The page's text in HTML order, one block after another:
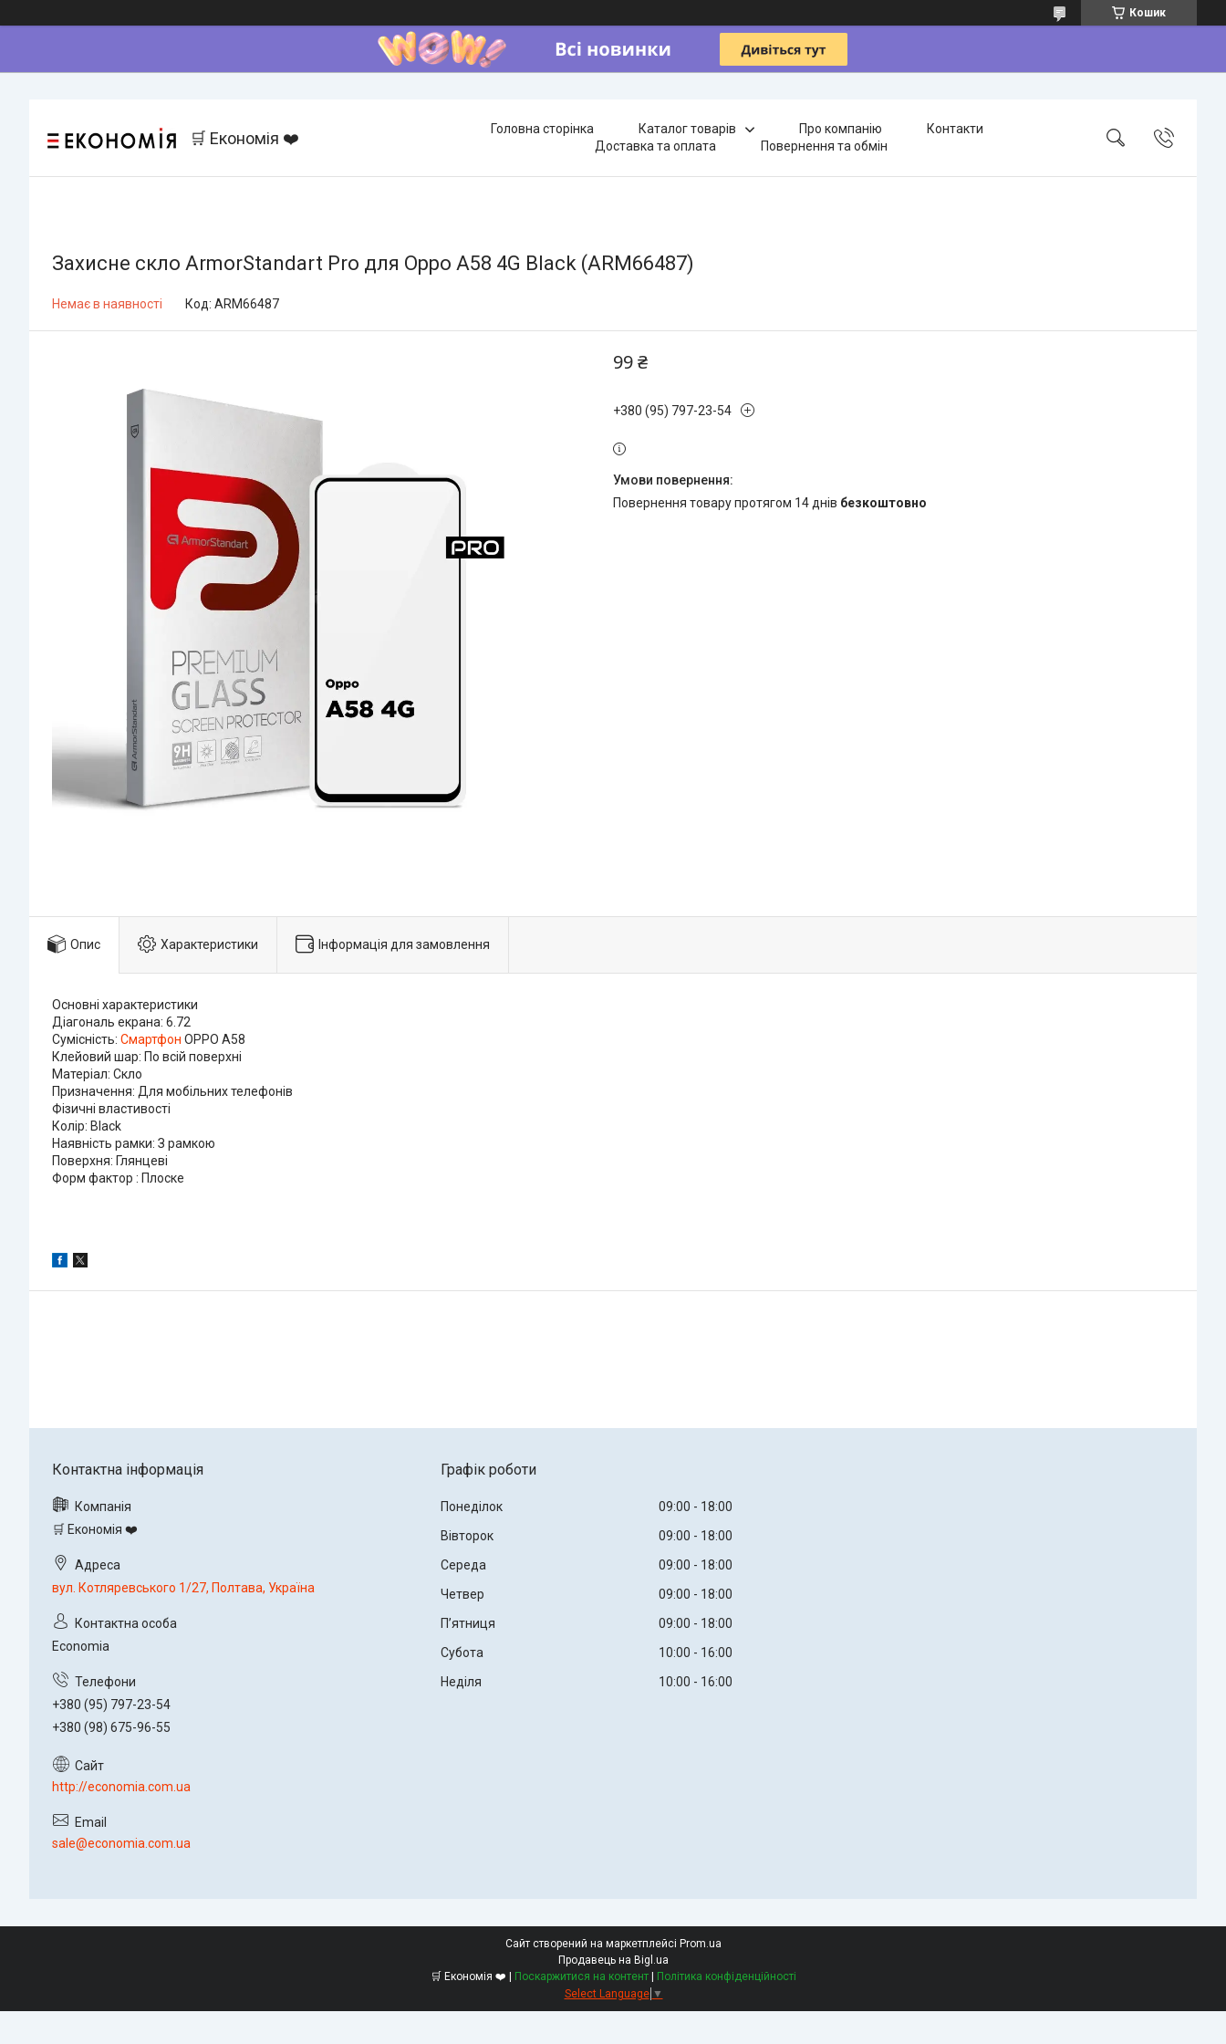
Кошик
🛒 Економія ❤️ Головна сторінка Каталог товарів Про компанію
Контакти
Доставка та оплата
Повернення та обмін
Захисне скло ArmorStandart Pro для Oppo A58 4G Black (ARM66487)
Немає в наявності Код: ARM66487
99 ₴
+380 (95) 797-23-54
повернення товару протягом 14 днів безкоштовно
Опис Характеристики Інформація для замовлення
Основні характеристики
Діагональ екрана: 6.72
Сумісність: Смартфон OPPO A58
Клейовий шар: По всій поверхні
Матеріал: Скло
Призначення: Для мобільних телефонів
Фізичні властивості
Колір: Black
Наявність рамки: З рамкою
Поверхня: Глянцеві
Форм фактор : Плоске
🛒 Економія ❤️
вул. Котляревського 1/27, Полтава, Україна
Economia
+380 (95) 797-23-54
+380 (98) 675-96-55
http://economia.com.ua
sale@economia.com.ua
Графік роботи
Понеділок 09:00
18:00
Вівторок
09:00
18:00
Середа
09:00
18:00
Четвер
09:00
18:00
Пʼятниця
09:00
18:00
Субота
10:00
16:00
Неділя
10:00 16:00
Сайт створений на маркетплейсі Prom.ua
Продавець на Bigl.ua
🛒 Економія ❤️ | Поскаржитися на контент | Політика конфіденційності
Select Language ▼